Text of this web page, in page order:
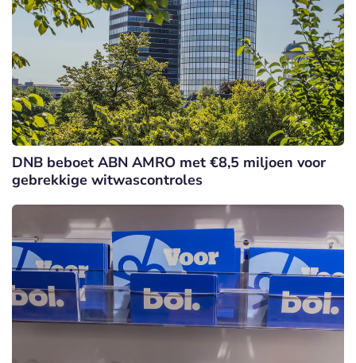
DNB beboet ABN AMRO met €8,5 miljoen voor
gebrekkige witwascontroles